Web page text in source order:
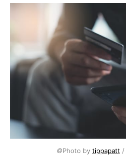
©Photo by tippapatt /